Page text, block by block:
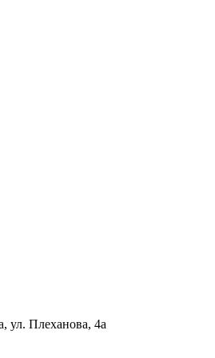
ул. Плеханова, 4а